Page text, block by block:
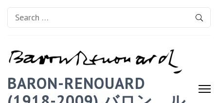
Search
for:
BARON-RENOUARD